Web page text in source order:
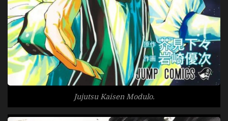
Jujutsu Kaisen Modulo.